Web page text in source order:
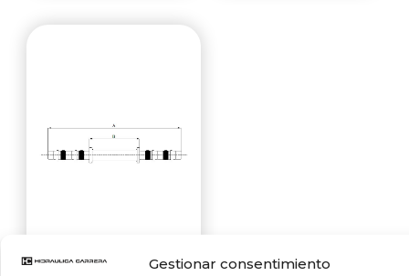
Gestionar consentimiento
RACORES